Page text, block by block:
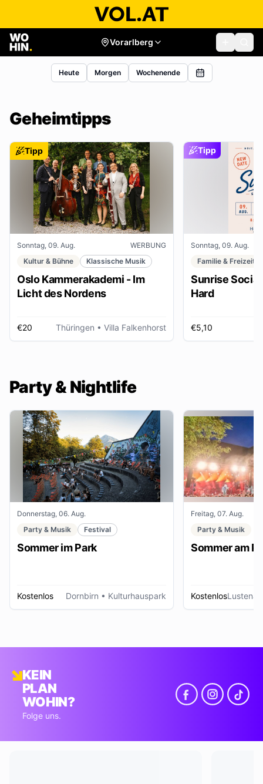
Vorarlberg
Heute Morgen Wochenende
Geheimtipps
Tipp
Sonntag, 09. Aug.
WERBUNG
Kultur & Bühne
Klassische Musik
Oslo Kammerakademi - Im
Licht des Nordens
€20 Thüringen • Villa Falkenhorst
Tipp
Sonntag, 09. Aug.
Familie & Freizeit
Sunrise
Hard
€5,10
Party & Nightlife
Donnerstag, 06. Aug.
Party & Musik
Festival
Sommer im Park
Kostenlos Dornbirn • Kulturhauspark
Freitag, 07. Aug.
Party & Musik
Sommer am
KostenlosLustenau
KEIN
PLAN
WOHIN?
Folge uns.